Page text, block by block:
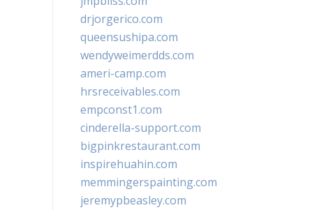
drjorgerico.com
queensushipa.com
wendyweimerdds.com
ameri-camp.com
hrsreceivables.com
empconst1.com
cinderella-support.com
bigpinkrestaurant.com
inspirehuahin.com
memmingerspainting.com
jeremypbeasley.com